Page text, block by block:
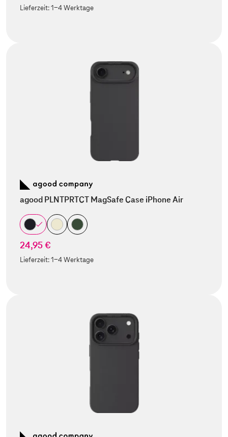
Lieferzeit:1-4 Werktage
agood PLNTPRTCT MagSafe Case iPhone Air
24,95 €
Lieferzeit:1-4 Werktage